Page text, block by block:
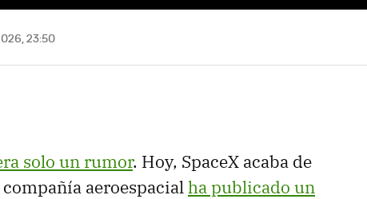
23:50
solo un rumor. Hoy, SpaceX acaba de
aeroespacialha publicado un